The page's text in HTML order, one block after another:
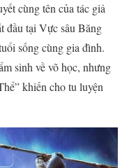
cùng tên của tác giả
đầu tại Vực sâu Băng
sống cùng gia đình.
sinh về võ học, nhưng
khiến cho tu luyện